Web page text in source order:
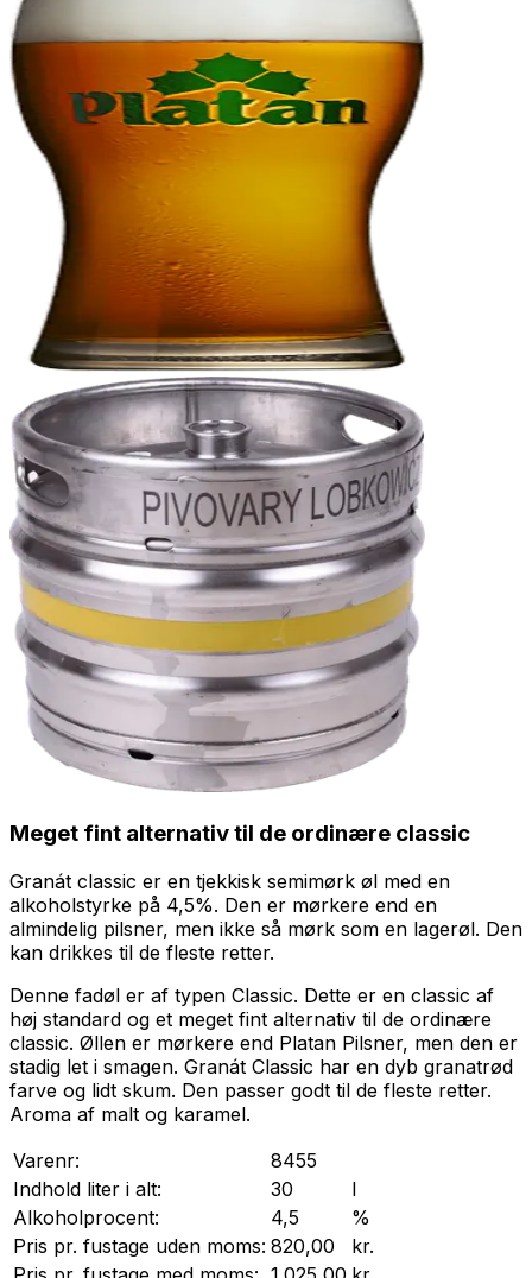
Meget fint alternativ til de ordinære classic
Granát classic er en tjekkisk semimørk øl med en
alkoholstyrke på 4,5%. Den er mørkere end en
almindelig pilsner, men ikke så mørk som en lagerøl. Den
kan drikkes til de fleste retter.
Denne fadøl er af typen Classic. Dette er en classic af
høj standard og et meget fint alternativ til de ordinære
classic. Øllen er mørkere end Platan Pilsner, men den er
stadig let i smagen. Granát Classic har en dyb granatrød
farve og lidt skum. Den passer godt til de fleste retter.
Aroma af malt og karamel.
Varenr:
8455
Indhold liter i alt:
30
l
Alkoholprocent:
4,5
%
Pris pr. fustage uden moms: 820,00
kr.